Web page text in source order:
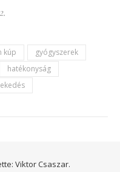
kúp
gyógyszerek
hatékonyság
Viktor Csaszar.